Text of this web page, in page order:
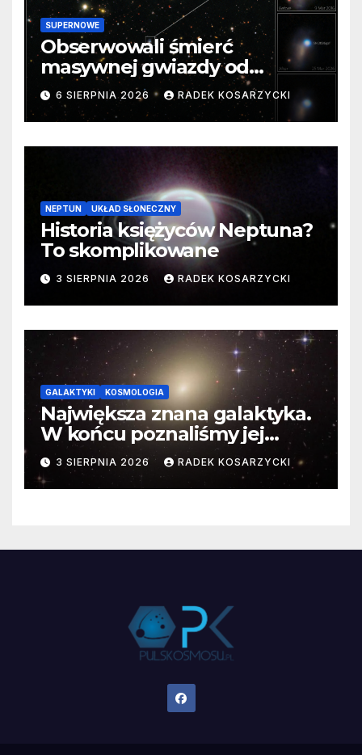
SUPERNOWE
Obserwowali śmierć
masywnej gwiazdy od
samego początku. Niezwykle
cenne dane
6 SIERPNIA 2026 RADEK KOSARZYCKI
NEPTUN UKŁAD SŁONECZNY
Historia księżyców Neptuna?
To skomplikowane
3 SIERPNIA 2026 RADEK KOSARZYCKI
GALAKTYKI KOSMOLOGIA
Największa znana galaktyka.
W końcu poznaliśmy jej
faktyczne wymiary
3 SIERPNIA 2026 RADEK KOSARZYCKI